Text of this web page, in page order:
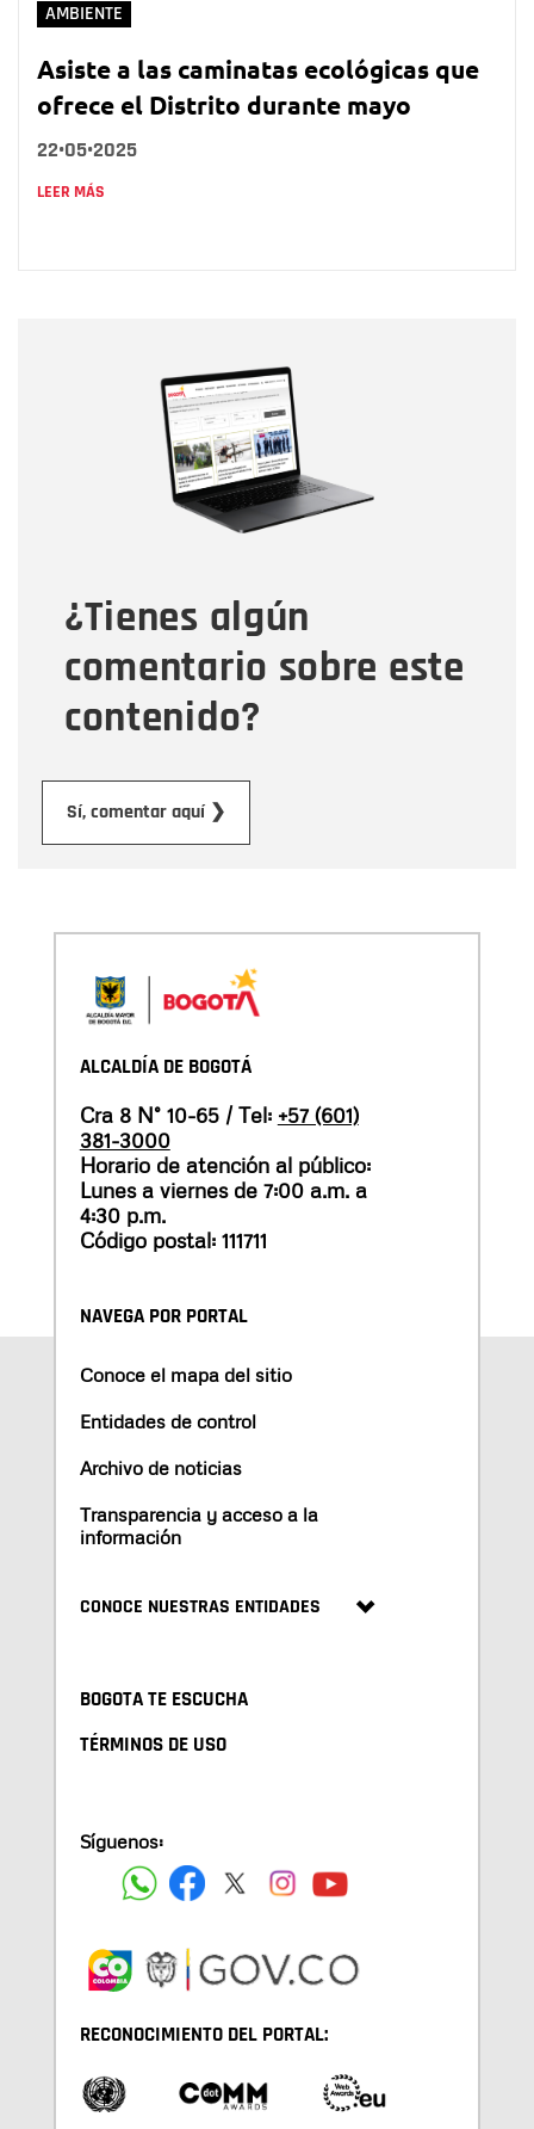
AMBIENTE
Asiste a las caminatas ecológicas que
ofrece el Distrito durante mayo
22•05•2025
LEER MÁS
¿Tienes algún
comentario sobre este
contenido?
Sí, comentar aquí ❯
Correo electrónico
Tipo de comentario
Mensaje
ALCALDÍA DE BOGOTÁ
Cra 8 N° 10-65 / Tel: +57 (601)
381-3000
Horario de atención al público:
Lunes a viernes de 7:00 a.m. a
4:30 p.m.
Código postal: 111711
NAVEGA POR PORTAL
Conoce el mapa del sitio
Entidades de control
Archivo de noticias
Transparencia y acceso a la
información
CONOCE NUESTRAS ENTIDADES
BOGOTA TE ESCUCHA
TÉRMINOS DE USO
Síguenos:
RECONOCIMIENTO DEL PORTAL: